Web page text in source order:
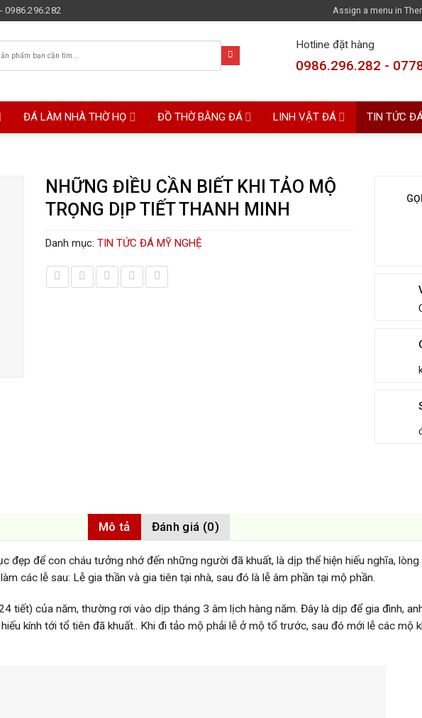
0986.296.282 Assign a menu in
Hotline đặt hàng
0986.296.282 -
ĐÁ LÀM NHÀ THỜ HỌ ĐỒ THỜ BẰNG ĐÁ LINH VẬT ĐÁ TIN TỨC
NHỮNG ĐIỀU CẦN BIẾT KHI TẢO MỘ
TRỌNG DỊP TIẾT THANH MINH
Danh mục: TIN TỨC ĐÁ MỸ NGHỆ
Mô tả Đánh giá (0)
đẹp để con cháu tưởng nhớ đến những người đã khuất, là dịp thể hiện hiếu nghĩa,
các lễ sau: Lễ gia thần và gia tiên tại nhà, sau đó là lễ âm phần tại mộ phần.
tiết) của năm, thường rơi vào dịp tháng 3 âm lịch hàng năm. Đây là dịp để gia đình,
kính tới tổ tiên đã khuất.. Khi đi tảo mộ phải lễ ở mộ tổ trước, sau đó mới lễ các mộ